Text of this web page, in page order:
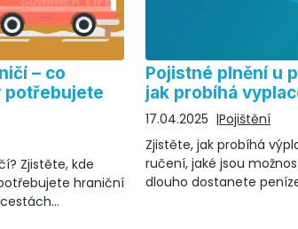
– co
potřebujete
Zjistěte, kde
hraniční
Pojistné plnění u
jak probíhá
17.04.2025
Pojištění
Zjistěte, jak probíhá
ručení, jaké jsou
dlouho dostanete